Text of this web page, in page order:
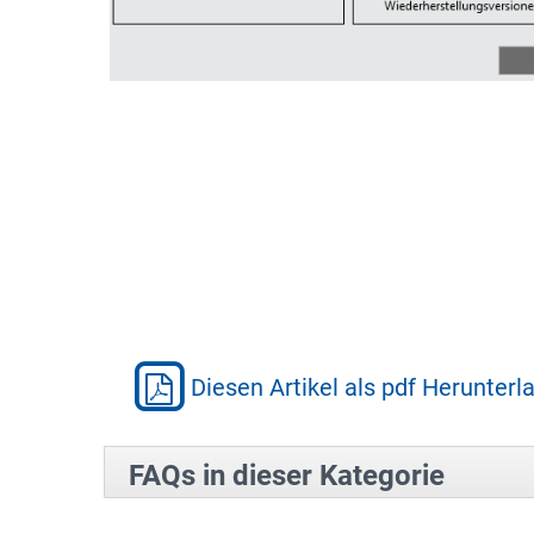
Diesen Artikel als pdf
FAQs in dieser Kategorie